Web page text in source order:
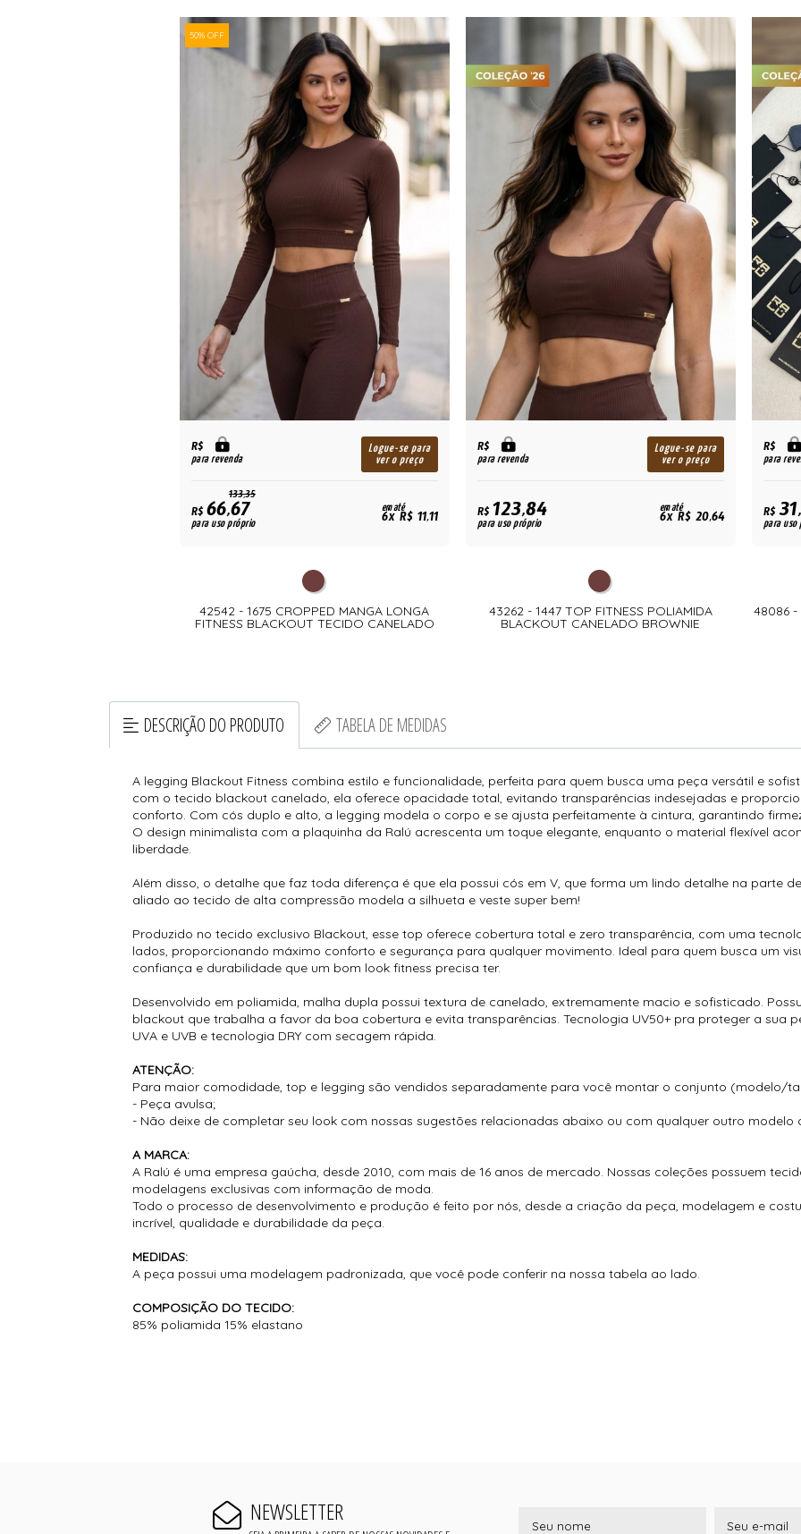
50% OFF
R$
para revenda
Logue-se para
ver o preço
133,35
R$66,67
para uso próprio
em até
6x R$ 11,11
42542 - 1675 CROPPED MANGA LONGA
FITNESS BLACKOUT TECIDO CANELADO
R$
para revenda
Logue-se para
ver o preço
R$123,84
para uso próprio
em até
6x R$ 20,64
43262 - 1447 TOP FITNESS POLIAMIDA
BLACKOUT CANELADO BROWNIE
R$
para
R$
para uso
48086 -
DESCRIÇÃO DO PRODUTO TABELA DE MEDIDAS
A legging Blackout Fitness combina estilo e funcionalidade, perfeita para quem busca uma peça versátil e
com o tecido blackout canelado, ela oferece opacidade total, evitando transparências indesejadas e
conforto. Com cós duplo e alto, a legging modela o corpo e se ajusta perfeitamente à cintura, garantindo
O design minimalista com a plaquinha da Ralú acrescenta um toque elegante, enquanto o material flexível
liberdade.
Além disso, o detalhe que faz toda diferença é que ela possui cós em V, que forma um lindo detalhe na parte
aliado ao tecido de alta compressão modela a silhueta e veste super bem!
Produzido no tecido exclusivo Blackout, esse top oferece cobertura total e zero transparência, com uma
lados, proporcionando máximo conforto e segurança para qualquer movimento. Ideal para quem busca um
confiança e durabilidade que um bom look fitness precisa ter.
Desenvolvido em poliamida, malha dupla possui textura de canelado, extremamente macio e sofisticado.
blackout que trabalha a favor da boa cobertura e evita transparências. Tecnologia UV50+ pra proteger a sua
UVA e UVB e tecnologia DRY com secagem rápida.
ATENÇÃO:
Para maior comodidade, top e legging são vendidos separadamente para você montar o conjunto (modelo/
- Peça avulsa;
- Não deixe de completar seu look com nossas sugestões relacionadas abaixo ou com qualquer outro modelo
A MARCA:
A Ralú é uma empresa gaúcha, desde 2010, com mais de 16 anos de mercado. Nossas coleções possuem
modelagens exclusivas com informação de moda.
Todo o processo de desenvolvimento e produção é feito por nós, desde a criação da peça, modelagem e
incrível, qualidade e durabilidade da peça.
MEDIDAS:
A peça possui uma modelagem padronizada, que você pode conferir na nossa tabela ao lado.
COMPOSIÇÃO DO TECIDO:
85% poliamida 15% elastano
NEWSLETTER